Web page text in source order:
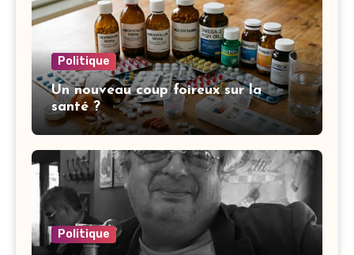
Politique
Un nouveau coup foireux sur la
santé ?
Politique